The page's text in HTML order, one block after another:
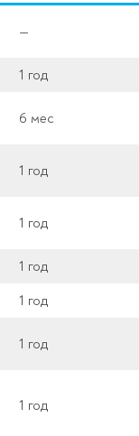
—
1 год
6 мес
1 год
1 год
1 год
1 год
1 год
1 год